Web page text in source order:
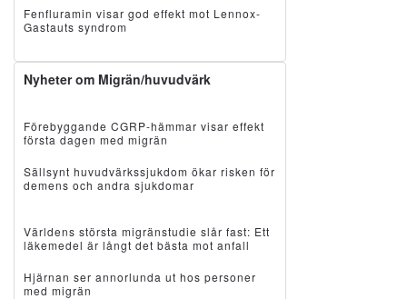
Fenfluramin visar god effekt mot Lennox-
Gastauts syndrom
Nyheter om Migrän/huvudvärk
Förebyggande CGRP-hämmar visar effekt
första dagen med migrän
Sällsynt huvudvärkssjukdom ökar risken för
demens och andra sjukdomar
Världens största migränstudie slår fast: Ett
läkemedel är långt det bästa mot anfall
Hjärnan ser annorlunda ut hos personer
med migrän